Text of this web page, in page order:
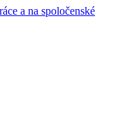
a na spoločenské